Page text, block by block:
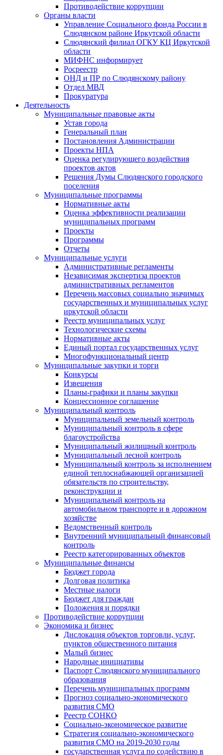
Противодействие коррупции
Органы власти
Управление Социального фонда России в
Слюдянском районе Иркутской области
Слюдянский филиал ОГКУ КЦ Иркутской
области
МИФНС информирует
Росреестр
ОНД и ПР по Слюдянскому району
Отдел МВД
Прокуратура
Деятельность
Муниципальные правовые акты
Устав города
Генеральный план
Постановления Администрации
Проекты НПА
Оценка регулирующего воздействия
проектов актов
Решения Думы Слюдянского городского
поселения
Муниципальные программы
Нормативные акты
Оценка эффективности реализации
муниципальных программ
Проекты
Программы
Отчеты
Муниципальные услуги
Административные регламенты
Независимая экспертиза проектов
административных регламентов
Перечень массовых социально значимых
государственных и муниципальных услуг
иркутской области
Реестр муниципальных услуг
Технологические схемы
Нормативные акты
Единый портал государственных услуг
Многофункциональный центр
Муниципальные закупки и торги
Конкурсы
Извещения
Планы-графики и планы закупки
Концессионное соглашение
Муниципальный контроль
Муниципальный земельный контроль
Муниципальный контроль в сфере
благоустройства
Муниципальный жилищный контроль
Муниципальный лесной контроль
Муниципальный контроль за исполнением
единой теплоснабжающей организацией
обязательств по строительству,
реконструкции и
Муниципальный контроль на
автомобильном транспорте и в дорожном
хозяйстве
Ведомственный контроль
Внутренний муниципальный финансовый
контроль
Реестр категорированных объектов
Муниципальные финансы
Бюджет города
Долговая политика
Местные налоги
Бюджет для граждан
Положения и порядки
Противодействие коррупции
Экономика и бизнес
Дислокация объектов торговли, услуг,
пунктов общественного питания
Малый бизнес
Народные инициативы
Паспорт Слюдянского муниципального
образования
Перечень муниципальных программ
Прогноз социально-экономического
развития СМО
Реестр СОНКО
Социально-экономическое развитие
Стратегия социально-экономического
развития СМО на 2019-2030 годы
государственная услуга по содействию в